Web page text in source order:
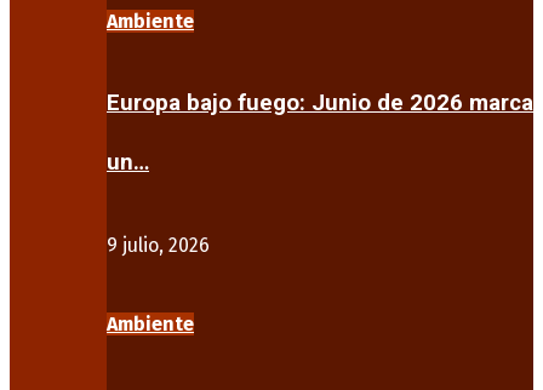
Ambiente
Europa bajo fuego: Junio de 2026 marca
un…
9 julio, 2026
Ambiente